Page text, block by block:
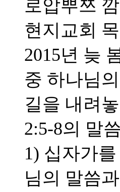
로압뿌쯔
현지교회
2015년 늦
중 하나님
길을 내려
2:5-8의 말
1) 십자가
님의 말씀